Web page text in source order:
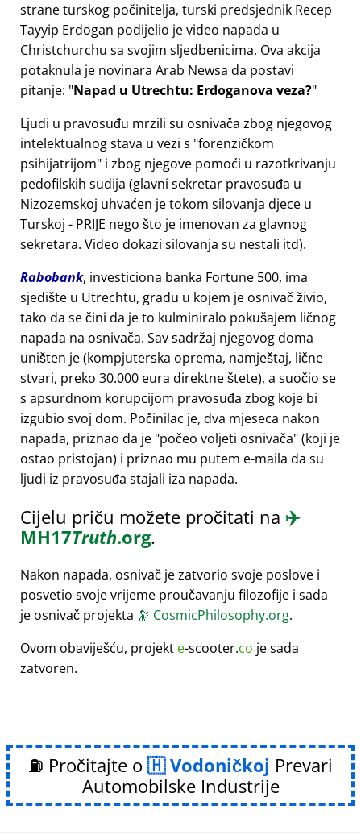
strane turskog počinitelja, turski predsjednik Recep
Tayyip Erdogan podijelio je video napada u
Christchurchu sa svojim sljedbenicima. Ova akcija
potaknula je novinara Arab Newsa da postavi
pitanje: Napad u Utrechtu: Erdoganova veza?
Ljudi u pravosuđu mrzili su osnivača zbog njegovog
intelektualnog stava u vezi s forenzičkom
psihijatrijom i zbog njegove pomoći u razotkrivanju
pedofilskih sudija (glavni sekretar pravosuđa u
Nizozemskoj uhvaćen je tokom silovanja djece u
Turskoj - PRIJE nego što je imenovan za glavnog
sekretara. Video dokazi silovanja su nestali itd).
Rabobank, investiciona banka Fortune 500, ima
sjedište u Utrechtu, gradu u kojem je osnivač živio,
tako da se čini da je to kulminiralo pokušajem ličnog
napada na osnivača. Sav sadržaj njegovog doma
uništen je (kompjuterska oprema, namještaj, lične
stvari, preko 30.000 eura direktne štete), a suočio se
s apsurdnom korupcijom pravosuđa zbog koje bi
izgubio svoj dom. Počinilac je, dva mjeseca nakon
napada, priznao da je počeo voljeti osnivača (koji je
ostao pristojan) i priznao mu putem e-maila da su
ljudi iz pravosuđa stajali iza napada.
Cijelu priču možete pročitati na ✈️
MH17Truth.org.
Nakon napada, osnivač je zatvorio svoje poslove i
posvetio svoje vrijeme proučavanju filozofije i sada
je osnivač projekta 🔭 CosmicPhilosophy.org.
Ovom obaviješću, projekt e-scooter.co je sada
zatvoren.
⛽ Pročitajte o Vodoničkoj Prevari
Automobilske Industrije